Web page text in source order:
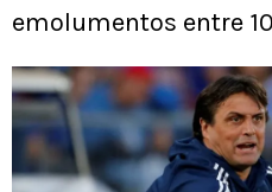
emolumentos entre